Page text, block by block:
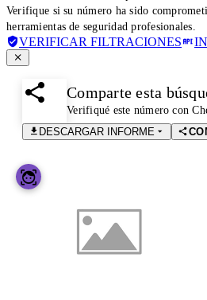
Verifique si su número ha sido
herramientas de seguridad profesionales.
VERIFICAR FILTRACIONES
Comparte esta
Verifiqué este número con
DESCARGAR INFORME